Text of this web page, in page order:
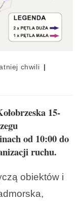
chwili
15-
od 10:00 do
ruchu.
obiektów i